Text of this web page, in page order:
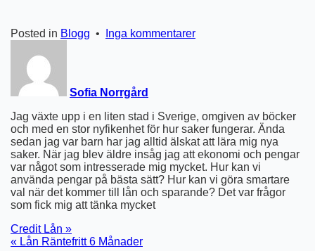
Posted in Blogg • Inga kommentarertill
Sofia Norrgård
Jag växte upp i en liten stad i Sverige, omgiven av böcker
och med en stor nyfikenhet för hur saker fungerar. Ända
sedan jag var barn har jag alltid älskat att lära mig nya
saker. När jag blev äldre insåg jag att ekonomi och pengar
var något som intresserade mig mycket. Hur kan vi
använda pengar på bästa sätt? Hur kan vi göra smartare
val när det kommer till lån och sparande? Det var frågor
som fick mig att tänka mycket
Inläggsnavigering
Credit Lån »
« Lån Räntefritt 6 Månader